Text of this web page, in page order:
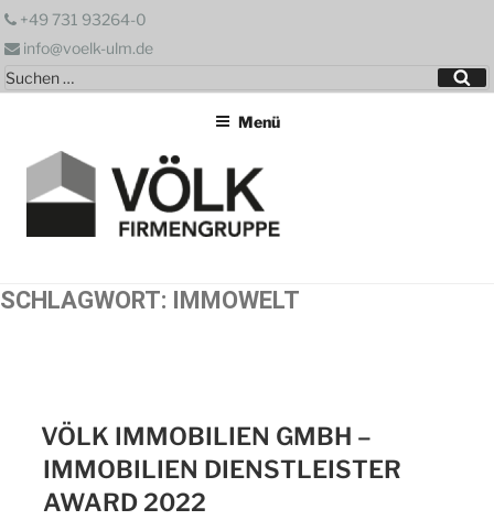
Zum
springen
+49 731 93264-0
info@voelk-ulm.de
Suchen
nach:
Menü
SCHLAGWORT: IMMOWELT
VÖLK IMMOBILIEN GMBH –
IMMOBILIEN DIENSTLEISTER
AWARD 2022